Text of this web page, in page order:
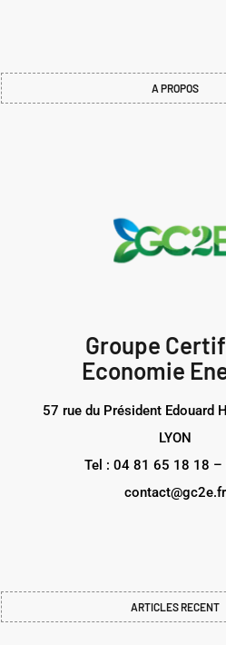
A PROPOS
Groupe
Economie
57 rue du Président Edouard
LYON
Tel : 04 81 65 18 18 –
contact@gc2e.fr
ARTICLES RECENT